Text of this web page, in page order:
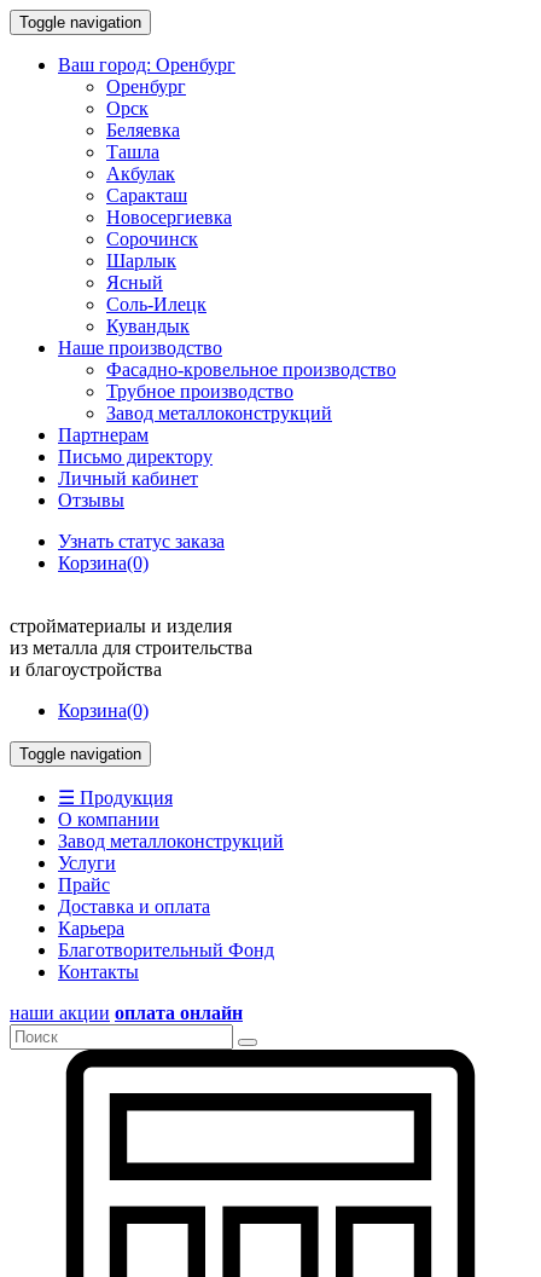
Toggle navigation
Ваш город: Оренбург
Оренбург
Орск
Беляевка
Ташла
Акбулак
Саракташ
Новосергиевка
Сорочинск
Шарлык
Ясный
Соль-Илецк
Кувандык
Наше производство
Фасадно-кровельное производство
Трубное производство
Завод металлоконструкций
Партнерам
Письмо директору
Личный кабинет
Отзывы
Узнать статус заказа
Корзина(0)
стройматериалы и изделия
из металла для строительства
и благоустройства
Корзина(0)
Toggle navigation
☰ Продукция
О компании
Завод металлоконструкций
Услуги
Прайс
Доставка и оплата
Карьера
Благотворительный Фонд
Контакты
наши акции оплата онлайн